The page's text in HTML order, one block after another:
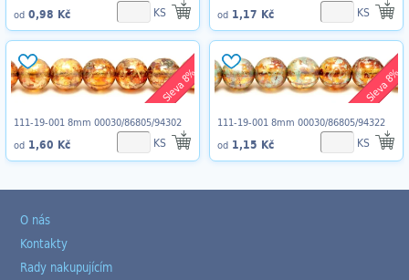
od 0,98 Kč KS
od 1,17 Kč KS
Sleva 8%
111-19-001 8mm 00030/86805/94302
od 1,60 Kč KS
Sleva 8%
111-19-001 8mm 00030/86805/94322
od 1,15 Kč KS
O nás
Kontakty
Rady nakupujícím